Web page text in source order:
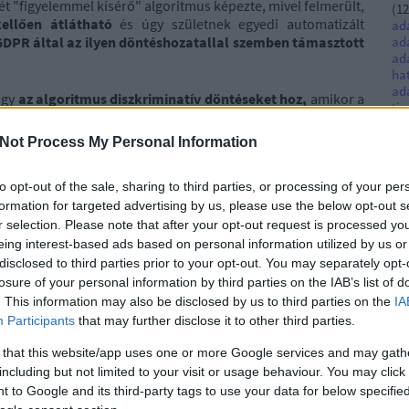
Process My Personal Information
opt-out of the sale, sharing to third parties, or processing of your
for targeted advertising by us, please use the below opt-out
selection. Please note that after your opt-out request is processed
interest-based ads based on personal information utilized by us
to third parties prior to your opt-out. You may separately
of your personal information by third parties on the IAB’s list of
This information may also be disclosed by us to third parties on the
Participants that may further disclose it to other third parties.
that this website/app uses one or more Google services and may
but not limited to your visit or usage behaviour. You may
to Google and its third-party tags to use your data for below
"figyelemmel kísérő" algoritmus képezte, mivel felmerült,
átlátható és úgy születnek egyedi automatizált
által az ilyen döntéshozatallal szemben támasztott
az algoritmus diszkriminatív döntéseket hoz, amikor a
ha az értékelésük egy meghatározott szint alá
súllyal esnek latba, mint a pozitív visszajelzések).
előírt emberi beavatkozás kérésének a lehetősége,
meg az algoritmus alkalmazásával kapcsolatban:
a platform értékelési rendszerével kapcsolatban, sőt
volt információ a tájékoztatóban, így a az alkalmazott
elérhető információk, hogy az ilyen adatkezelés milyen
várható következményekkel bír),
annak biztosítására, hogy az algoritmus által, a
pontosak és tisztességesek legyenek (pl. a negatív
különösen atekintetben, hogy az érintettek számára
kérésének lehetősége, illetve a döntéssel kapcsolatos
(12
(12
( 4)
( 8)
list